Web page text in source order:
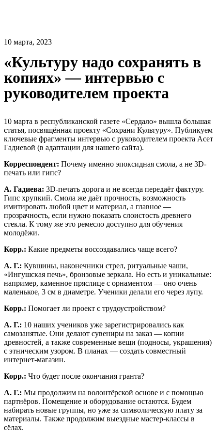
10 марта, 2023
«Культуру надо сохранять в
копиях» — интервью с
руководителем проекта
10 марта в республиканской газете «Сердало» вышла большая
статья, посвящённая проекту «Сохрани Культуру». Публикуем
ключевые фрагменты интервью с руководителем проекта Асет
Гадиевой (в адаптации для нашего сайта).
Корреспондент: Почему именно эпоксидная смола, а не 3D-
печать или гипс?
А. Гадиева: 3D-печать дорога и не всегда передаёт фактуру.
Гипс хрупкий. Смола же даёт прочность, возможность
имитировать любой цвет и материал, а главное —
прозрачность, если нужно показать слоистость древнего
стекла. К тому же это ремесло доступно для обучения
молодёжи.
Корр.: Какие предметы воссоздавались чаще всего?
А. Г.: Кувшины, наконечники стрел, ритуальные чаши,
«Ингушская печь», бронзовые зеркала. Но есть и уникальные:
например, каменное пряслице с орнаментом — оно очень
маленькое, 3 см в диаметре. Ученики делали его через лупу.
Корр.: Помогает ли проект с трудоустройством?
А. Г.: 10 наших учеников уже зарегистрировались как
самозанятые. Они делают сувениры на заказ — копии
древностей, а также современные вещи (подносы, украшения)
с этническим узором. В планах — создать совместный
интернет-магазин.
Корр.: Что будет после окончания гранта?
А. Г.: Мы продолжим на волонтёрской основе и с помощью
партнёров. Помещение и оборудование остаются. Будем
набирать новые группы, но уже за символическую плату за
материалы. Также продолжим выездные мастер-классы в
сёлах.